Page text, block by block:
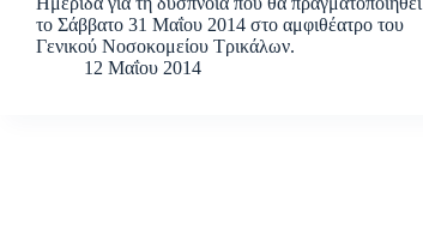
το Σάββατο 31 Μαΐου 2014 στο αμφιθέατρο του
Γενικού Νοσοκομείου Τρικάλων.
12 Μαΐου 2014